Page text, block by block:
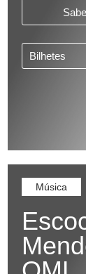
Bilhetes
Música